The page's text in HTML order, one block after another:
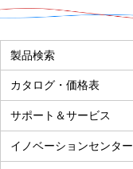
製品検索
カタログ・価格表
サポート＆サービス
イノベーションセンター